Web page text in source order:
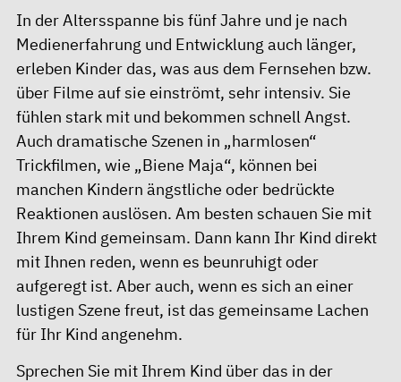
In der Altersspanne bis fünf Jahre und je nach
Medienerfahrung und Entwicklung auch länger,
erleben Kinder das, was aus dem Fernsehen bzw.
über Filme auf sie einströmt, sehr intensiv. Sie
fühlen stark mit und bekommen schnell Angst.
Auch dramatische Szenen in „harmlosen“
Trickfilmen, wie „Biene Maja“, können bei
manchen Kindern ängstliche oder bedrückte
Reaktionen auslösen. Am besten schauen Sie mit
Ihrem Kind gemeinsam. Dann kann Ihr Kind direkt
mit Ihnen reden, wenn es beunruhigt oder
aufgeregt ist. Aber auch, wenn es sich an einer
lustigen Szene freut, ist das gemeinsame Lachen
für Ihr Kind angenehm.
Sprechen Sie mit Ihrem Kind über das in der